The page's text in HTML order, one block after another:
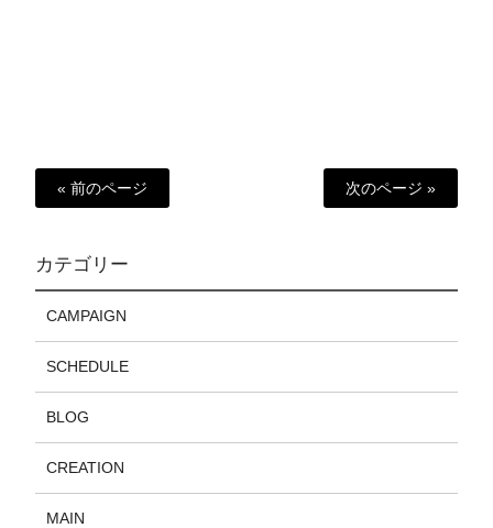
« 前のページ 次のページ »
カテゴリー
CAMPAIGN
SCHEDULE
BLOG
CREATION
MAIN